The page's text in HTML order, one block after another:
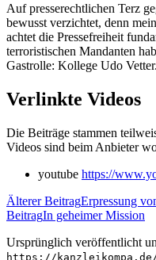
Auf presserechtlichen Terz
bewusst verzichtet, denn
achtet die Pressefreiheit
terroristischen Mandanten
Gastrolle: Kollege Udo
Verlinkte Videos
Die Beiträge stammen
Videos sind beim Anbieter
youtube https://
Älterer BeitragErpressung
BeitragIn geheimer Mission
Ursprünglich veröffentlicht
https://